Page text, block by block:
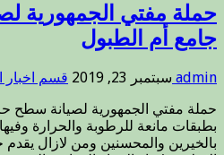
حملة مفتي الجمهورية
جامع أم الطبول
admin سبتمبر 23, 2019 قسم اخبار
حملة مفتي الجمهورية لصيانة سطح
بطبقات مانعة للرطوبة والحرارة
بالخيرين والمحسنين ومن لازال يقدم